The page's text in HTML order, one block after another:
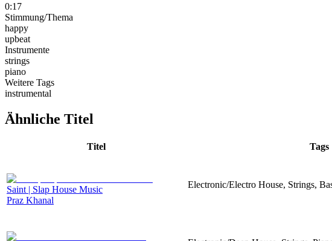
0:17
Stimmung/Thema
happy
upbeat
Instrumente
strings
piano
Weitere Tags
instrumental
Ähnliche Titel
Titel Tags
Saint | Slap House Music
Praz Khanal
Electronic/Electro House, Strings,